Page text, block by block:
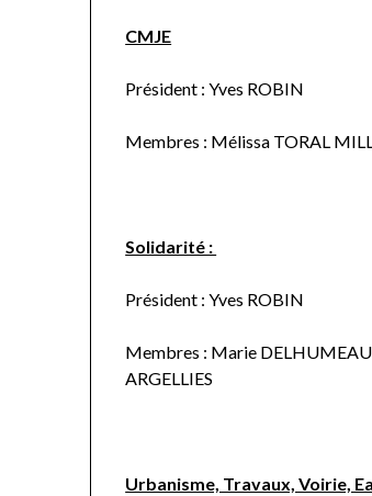
CMJE
Président : Yves ROBIN
Membres : Mélissa TORAL
Solidarité :
Président : Yves ROBIN
Membres : Marie
ARGELLIES
Urbanisme, Travaux, Voirie,